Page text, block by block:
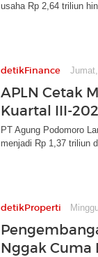
usaha Rp 2,64 triliun
detikFinance
APLN Cetak
Kuartal III-
PT Agung Podomoro
menjadi Rp 1,37 triliun
detikProperti
Nggak Cuma